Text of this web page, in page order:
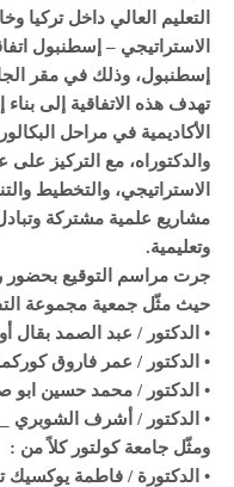
التعليم العالي داخل تركيا
الاستراتيجي – إسطنبول
إسطنبول، وذلك في مقر
تهدف هذه الاتفاقية إلى
الأكاديمية في مراحل
والدكتوراه، مع التركيز على
الاستراتيجي، والتخطيط
مشاريع علمية مشتركة
وتعليمية.
جرت مراسم التوقيع
حيث مثّل جمعية مجموعة
• الدكتور / عبد الصمد بقال
• الدكتور / عمر فاروق
• الدكتور / محمد حسين
• الدكتور / أشرف الشوبري
ومثّل جامعة كولتور كلاً من :
• الدكتورة / فاطمة يوكسيك